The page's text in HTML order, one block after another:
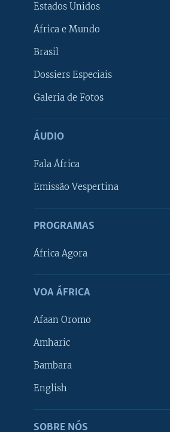
Estados Unidos
África e Mundo
Brasil
Dossiers Especiais
Galeria de Fotos
ÁUDIO
Fala África
Emissão Vespertina
PROGRAMAS
África Agora
VOA ÁFRICA
Afaan Oromo
Amharic
Bambara
English
SOBRE NÓS